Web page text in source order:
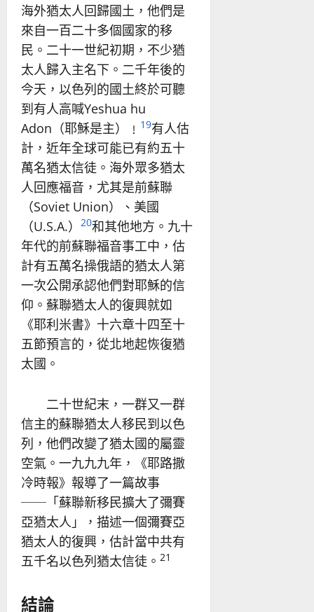
海外猶太人回歸國土，他們是
來自一百二十多個國家的移
民。二十一世紀初期，不少猶
太人歸入主名下。二千年後的
今天，以色列的國土終於可聽
到有人高喊Yeshua hu
Adon（耶穌是主）﹗ 19有人估
計，近年全球可能已有約五十
萬名猶太信徒。海外眾多猶太
人回應福音，尤其是前蘇聯
（Soviet Union）、美國
（U.S.A.）
20和其他地方。九十
年代的前蘇聯福音事工中，估
計有五萬名操俄語的猶太人第
一次公開承認他們對耶穌的信
仰。蘇聯猶太人的復興就如
《耶利米書》十六章十四至十
五節預言的，從北地起恢復猶
太國。
二十世紀末，一群又一群
信主的蘇聯猶太人移民到以色
列，他們改變了猶太國的屬靈
空氣。一九九九年，《耶路撒
冷時報》報導了一篇故事
──「蘇聯新移民擴大了彌賽
亞猶太人」，描述一個彌賽亞
猶太人的復興，估計當中共有
五千名以色列猶太信徒。 21
結論